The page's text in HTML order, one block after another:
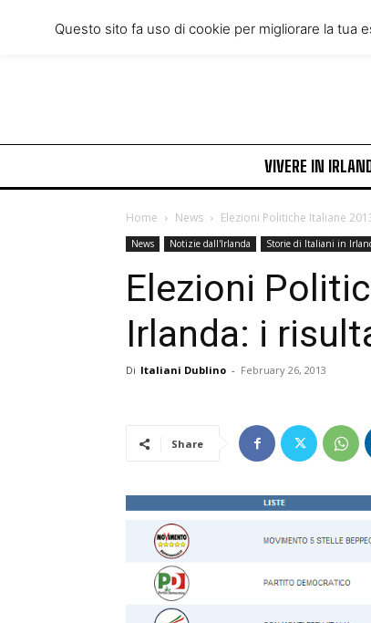
Friday, August 7, 2026
VIVERE IN
Home News Elezioni Politiche Italiane
News Notizie dall'Irlanda Storie di Italiani in
Elezioni
Irlanda: i
Di Italiani Dublino - February 26, 2013
Share
Questo sito fa uso di cookie per migliorare la tua